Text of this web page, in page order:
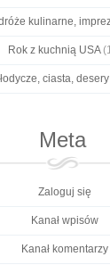
kulinarne,
Rok z kuchnią USA
ciasta, desery
Meta
Zaloguj się
Kanał wpisów
Kanał komentarzy